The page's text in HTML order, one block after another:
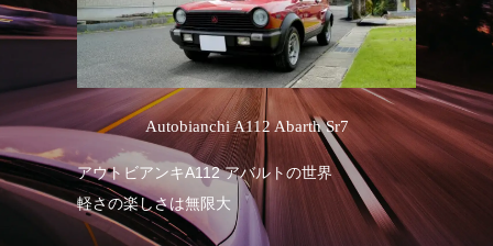
Autobianchi A112 Abarth Sr7
アウトビアンキA112 アバルトの世界
軽さの楽しさは無限大